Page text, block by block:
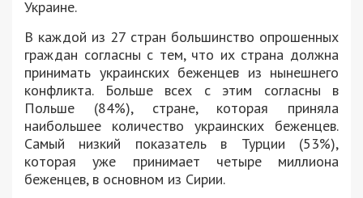
Украине.
В каждой из 27 стран большинство опрошенных
граждан согласны с тем, что их страна должна
принимать украинских беженцев из нынешнего
конфликта. Больше всех с этим согласны в
Польше (84%), стране, которая приняла
наибольшее количество украинских беженцев.
Самый низкий показатель в Турции (53%),
которая уже принимает четыре миллиона
беженцев, в основном из Сирии.